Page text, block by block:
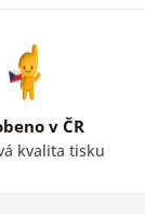
v ČR
kvalita tisku